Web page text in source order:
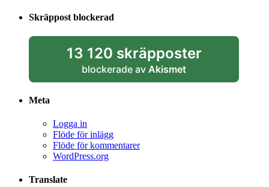
Skräppost blockerad
13 120 skräpposter
blockerade av Akismet
Meta
Logga in
Flöde för inlägg
Flöde för kommentarer
WordPress.org
Translate